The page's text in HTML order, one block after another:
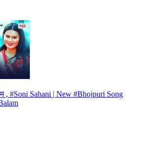
, #Soni Sahani | New #Bhojpuri Song